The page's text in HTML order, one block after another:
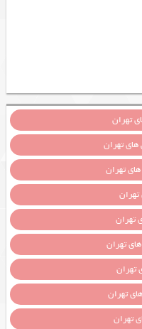
تهران
تهران
تهران
تهران
تهران
تهران
تهران
تهران